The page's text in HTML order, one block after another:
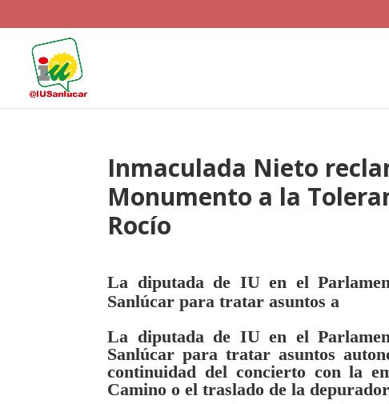
Inmaculada Nieto
Monumento a la
Rocío
La diputada de IU en el
Sanlúcar para tratar asuntos a
La diputada de IU en el
Sanlúcar para tratar asuntos
continuidad del concierto con la
Camino o el traslado de la